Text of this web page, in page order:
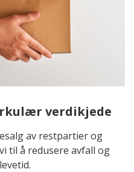
verdikjede
av restpartier og
til å redusere avfall og